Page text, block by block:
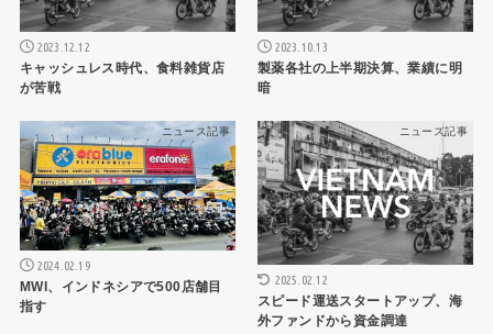
2023.12.12
キャッシュレス時代、食料雑貨店
が苦戦
2023.10.13
製薬各社の上半期決算、業績に明
暗
ニュース記事
2024.02.19
MWI、インドネシアで500店舗目
指す
ニュース記事
2025.02.12
スピード運送スタートアップ、海
外ファンドから資金調達